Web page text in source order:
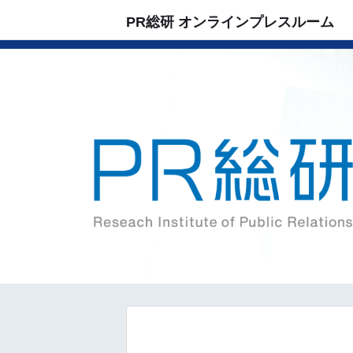
PR総研 オンラインプレスルーム